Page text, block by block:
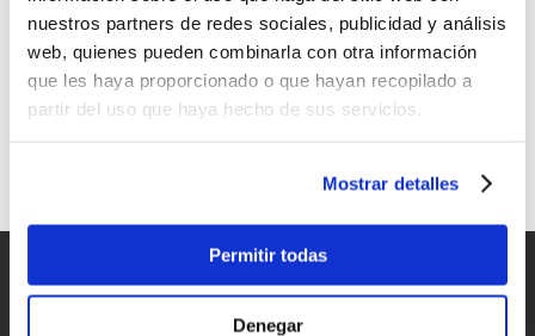
nuestros partners de redes sociales, publicidad y análisis
web, quienes pueden combinarla con otra información
que les haya proporcionado o que hayan recopilado a
partir del uso que haya hecho de sus servicios.
Mostrar detalles
Permitir todas
Denegar
Foil Drive v2 Motor Cable O
€23.00
Foil Drive Kit de tornillos de
acero inoxidable
Desde:
€30.00
última »
para España y Portugal